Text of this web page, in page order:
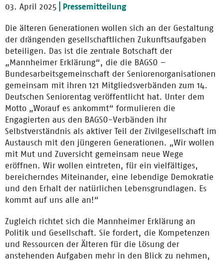
03. April 2025 Pressemitteilung
Die älteren Generationen wollen sich an der Gestaltung
der drängenden gesellschaftlichen Zukunftsaufgaben
beteiligen. Das ist die zentrale Botschaft der
„Mannheimer Erklärung“, die die BAGSO –
Bundesarbeitsgemeinschaft der Seniorenorganisationen
gemeinsam mit ihren 121 Mitgliedsverbänden zum 14.
Deutschen Seniorentag veröffentlicht hat. Unter dem
Motto „Worauf es ankommt“ formulieren die
Engagierten aus den BAGSO-Verbänden ihr
Selbstverständnis als aktiver Teil der Zivilgesellschaft im
Austausch mit den jüngeren Generationen. „Wir wollen
mit Mut und Zuversicht gemeinsam neue Wege
eröffnen. Wir wollen eintreten, für ein vielfältiges,
bereicherndes Miteinander, eine lebendige Demokratie
und den Erhalt der natürlichen Lebensgrundlagen. Es
kommt auf uns alle an!“
Zugleich richtet sich die Mannheimer Erklärung an
Politik und Gesellschaft. Sie fordert, die Kompetenzen
und Ressourcen der Älteren für die Lösung der
anstehenden Aufgaben mehr in den Blick zu nehmen,